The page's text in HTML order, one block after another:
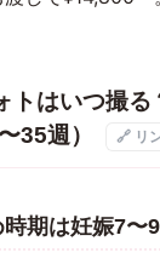
トはいつ撮る
35週）
🔗 リ
期は妊娠7〜9